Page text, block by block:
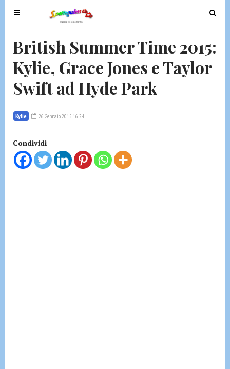
T
o
g
l
e
n
v
i
a
t
T
o
g
e
British Summer Time 2015:
Kylie, Grace Jones e Taylor
Swift ad Hyde Park
Kylie 26 Gennaio 2015 16:24
Condividi